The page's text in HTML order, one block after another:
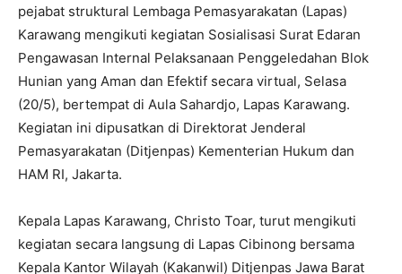
pejabat struktural Lembaga Pemasyarakatan (Lapas)
Karawang mengikuti kegiatan Sosialisasi Surat Edaran
Pengawasan Internal Pelaksanaan Penggeledahan Blok
Hunian yang Aman dan Efektif secara virtual, Selasa
(20/5), bertempat di Aula Sahardjo, Lapas Karawang.
Kegiatan ini dipusatkan di Direktorat Jenderal
Pemasyarakatan (Ditjenpas) Kementerian Hukum dan
HAM RI, Jakarta.
Kepala Lapas Karawang, Christo Toar, turut mengikuti
kegiatan secara langsung di Lapas Cibinong bersama
Kepala Kantor Wilayah (Kakanwil) Ditjenpas Jawa Barat